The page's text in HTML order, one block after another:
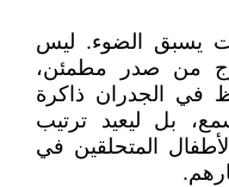
يسبق الضوء. ليس
من صدر مطمئن،
في الجدران ذاكرة
بل ليعيد ترتيب
المتحلقين في